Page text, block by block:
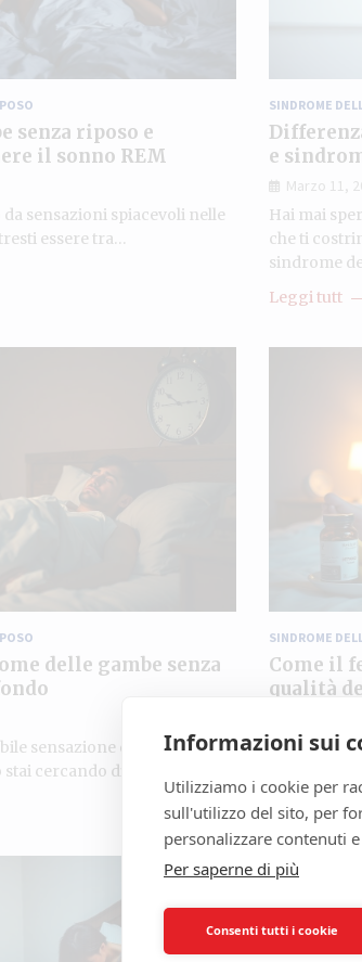
senza riposo e
il sonno REM
sensazioni spiacevoli nelle
essere tra…
SINDROME
e
Marzo 11,
Hai mai
che ti
sindrome
Leggi tutt
delle gambe senza
sensazione di disagio nelle
cercando di rilassarti…
SINDROME
Come il
qualità
Se soffri di
Leggi tutt
Informazioni sui
Utilizziamo i cookie per
sull'utilizzo del sito, per
personalizzare contenuti
Per saperne di più
Consenti tutti i cookie